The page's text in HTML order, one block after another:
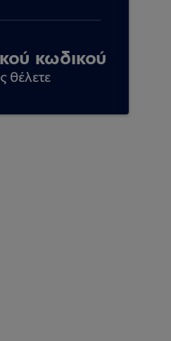
κωδικού
θέλετε